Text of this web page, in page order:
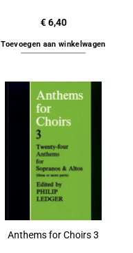
€6,40
Toevoegen aan winkelwagen
Anthems for Choirs 3